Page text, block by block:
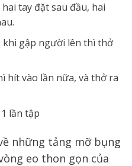
tay đặt sau đầu, hai
khi gập người lên thì thở
hít vào lần nữa, và thở ra
lần tập